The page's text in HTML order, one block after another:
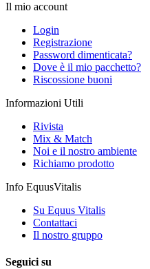
Il mio account
Login
Registrazione
Password dimenticata?
Dove è il mio pacchetto?
Riscossione buoni
Informazioni Utili
Rivista
Mix & Match
Noi e il nostro ambiente
Richiamo prodotto
Info EquusVitalis
Su Equus Vitalis
Contattaci
Il nostro gruppo
Seguici su